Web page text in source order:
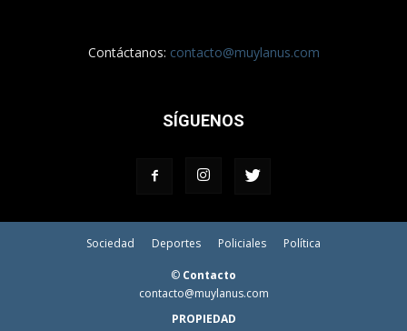
Contáctanos: contacto@muylanus.com
SÍGUENOS
Sociedad Deportes Policiales Política
© Contacto
contacto@muylanus.com
PROPIEDAD